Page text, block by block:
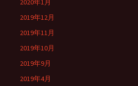
2020年1月
2019年12月
2019年11月
2019年10月
2019年9月
2019年4月